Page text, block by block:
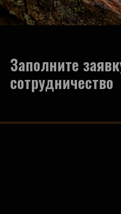
Заполните
сотрудничество